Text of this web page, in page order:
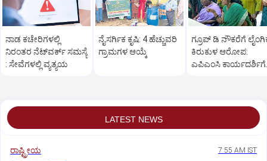
ನಾಡ ಕಚೇರಿಗಳಲ್ಲಿ
ನಿರಂತರ ನೆಟ್‌ವರ್ಕ್‌ ಸಮಸ್ಯೆ
: ಸೇವೆಗಳಲ್ಲಿ ವ್ಯತ್ಯಯ
ನೈಸರ್ಗಿಕ ಕೃಷಿ: 4 ಹೆಚ್ಚುವರಿ
ಗ್ರಾಮಗಳ ಆಯ್ಕೆ
ಗ್ರೂಪ್ ಡಿ ನೌಕರೆಗೆ
ಕಿರುಕುಳ ಆರೋಪ:
ಎಪಿಎಂಸಿ ಕಾರ್ಯದರ್ಶಿಗೆ
LATEST NEWS
ರಾಷ್ಟ್ರೀಯ 7:55 AM IST